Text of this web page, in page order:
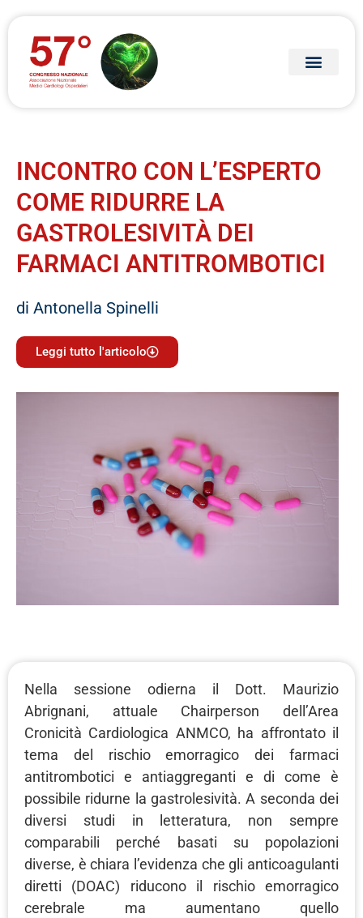
INCONTRO CON L’ESPERTO
COME RIDURRE LA
GASTROLESIVITÀ DEI
FARMACI ANTITROMBOTICI
di Antonella Spinelli
Leggi tutto l'articolo
Nella sessione odierna il Dott. Maurizio
Abrignani, attuale Chairperson dell’Area
Cronicità Cardiologica ANMCO, ha affrontato il
tema del rischio emorragico dei farmaci
antitrombotici e antiaggreganti e di come è
possibile ridurne la gastrolesività. A seconda dei
diversi studi in letteratura, non sempre
comparabili perché basati su popolazioni
diverse, è chiara l’evidenza che gli anticoagulanti
diretti (DOAC) riducono il rischio emorragico
cerebrale ma aumentano quello